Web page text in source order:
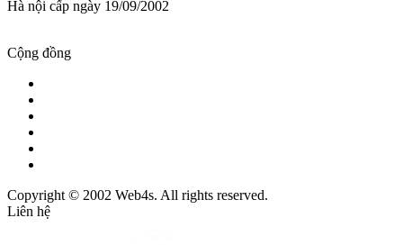
Hà nội cấp ngày 19/09/2002
Cộng đồng
Copyright © 2002 Web4s. All rights reserved.
Liên hệ